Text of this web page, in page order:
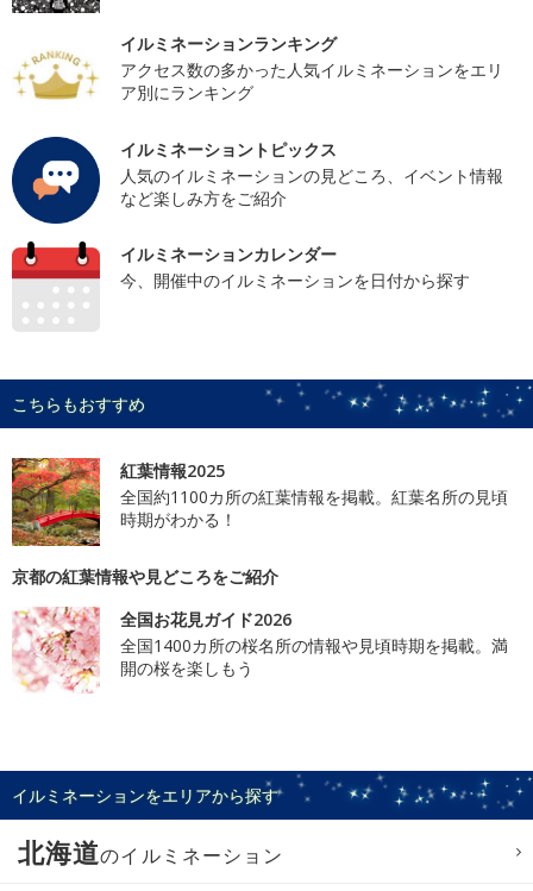
イルミネーションランキング
アクセス数の多かった人気イルミネーションをエリ
ア別にランキング
イルミネーショントピックス
人気のイルミネーションの見どころ、イベント情報
など楽しみ方をご紹介
イルミネーションカレンダー
今、開催中のイルミネーションを日付から探す
こちらもおすすめ
紅葉情報2025
全国約1100カ所の紅葉情報を掲載。紅葉名所の見頃
時期がわかる！
京都の紅葉情報や見どころをご紹介
全国お花見ガイド2026
全国1400カ所の桜名所の情報や見頃時期を掲載。満
開の桜を楽しもう
イルミネーションをエリアから探す
北海道のイルミネーション